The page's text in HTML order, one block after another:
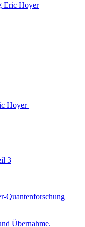
Eric Hoyer
Hoyer
3
Quantenforschung
Übernahme.